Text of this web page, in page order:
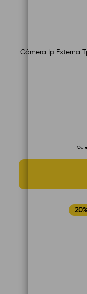
Câmera Ip Externa
Ou